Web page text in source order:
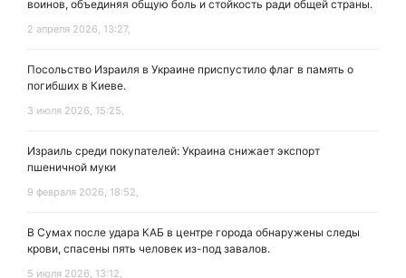
воинов, объединяя общую боль и стойкость ради общей страны.
2 апреля 2026, 13:27,
Посольство Израиля в Украине приспустило флаг в память о
погибших в Киеве.
3 июля 2026, 15:25,
Израиль среди покупателей: Украина снижает экспорт
пшеничной муки
9 февраля 2026, 18:52,
В Сумах после удара КАБ в центре города обнаружены следы
крови, спасены пять человек из-под завалов.
5 июля 2026, 13:12,